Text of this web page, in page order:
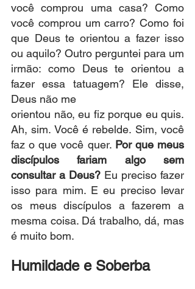
você comprou uma casa? Como
você comprou um carro? Como foi
que Deus te orientou a fazer isso
ou aquilo? Outro perguntei para um
irmão: como Deus te orientou a
fazer essa tatuagem? Ele disse,
Deus não me
orientou não, eu fiz porque eu quis.
Ah, sim. Você é rebelde. Sim, você
faz o que você quer. Por que meus
discípulos fariam algo sem
consultar a Deus? Eu preciso fazer
isso para mim. E eu preciso levar
os meus discípulos a fazerem a
mesma coisa. Dá trabalho, dá, mas
é muito bom.
Humildade e Soberba